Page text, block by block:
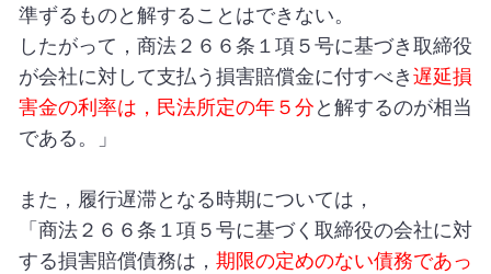
準ずるものと解することはできない。
したがって，商法２６６条１項５号に基づき取締役
が会社に対して支払う損害賠償金に付すべき 遅延損
害金の利率は，民法所定の年５分 と解するのが相当
である。」
また，履行遅滞となる時期については，
「商法２６６条１項５号に基づく取締役の会社に対
する損害賠償債務は， 期限の定めのない債務であっ